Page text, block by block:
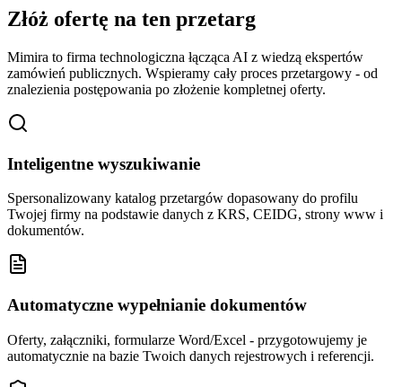
Złóż ofertę na ten przetarg
Mimira to firma technologiczna łącząca AI z wiedzą ekspertów
zamówień publicznych. Wspieramy cały proces przetargowy - od
znalezienia postępowania po złożenie kompletnej oferty.
Inteligentne wyszukiwanie
Spersonalizowany katalog przetargów dopasowany do profilu
Twojej firmy na podstawie danych z KRS, CEIDG, strony www i
dokumentów.
Automatyczne wypełnianie dokumentów
Oferty, załączniki, formularze Word/Excel - przygotowujemy je
automatycznie na bazie Twoich danych rejestrowych i referencji.